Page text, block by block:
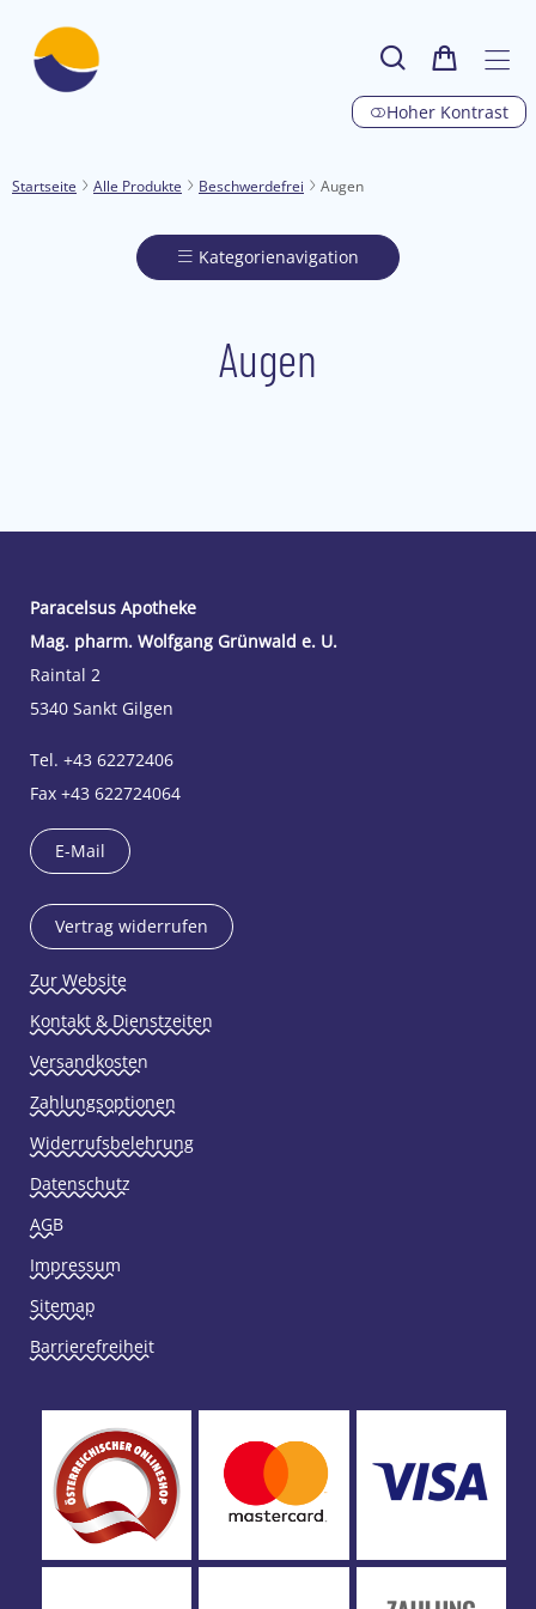
Hoher Kontrast
Startseite Alle Produkte Beschwerdefrei Augen
Kategorienavigation
Augen
Paracelsus Apotheke
Mag. pharm. Wolfgang Grünwald e. U.
Raintal 2
5340 Sankt Gilgen
Tel. +43 62272406
Fax +43 622724064
E-Mail
Vertrag widerrufen
Zur Website
Kontakt & Dienstzeiten
Versandkosten
Zahlungsoptionen
Widerrufsbelehrung
Datenschutz
AGB
Impressum
Sitemap
Barrierefreiheit